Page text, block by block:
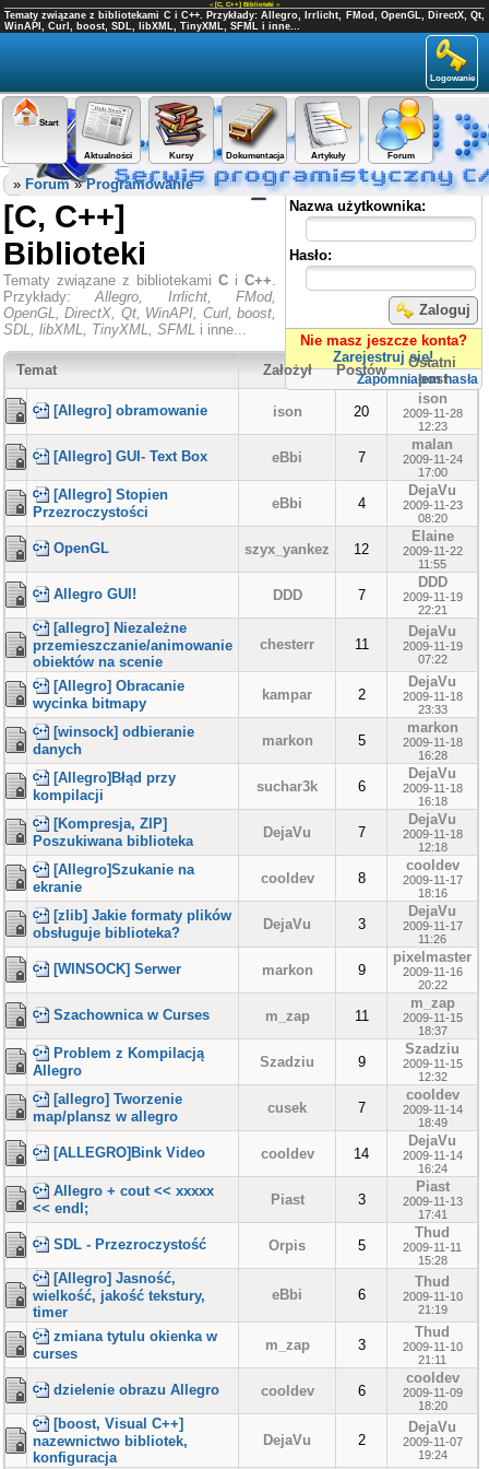
« [C, C++] Biblioteki »
Tematy związane z bibliotekami C i C++. Przykłady: Allegro, Irrlicht, FMod, OpenGL, DirectX, Qt,
WinAPI, Curl, boost, SDL, libXML, TinyXML, SFML i inne...
Logowanie
Start
Aktualności Kursy Dokumentacja Artykuły Forum
Panel użytkownika
Nazwa użytkownika:
Hasło:
Zaloguj
Nie masz jeszcze konta?
Zarejestruj się!
Zapomniałem hasła
» Forum»Programowanie
[C, C++]
Biblioteki
Tematy związane z bibliotekami C i C++.
Przykłady:Allegro, Irrlicht, FMod,
OpenGL, DirectX, Qt, WinAPI, Curl, boost,
SDL, libXML, TinyXML, SFML i inne...
Temat Założył Postów
Ostatni
post
[Allegro] obramowanie
ison 20
ison
2009-11-28
12:23
[Allegro] GUI- Text Box eBbi 7
malan
2009-11-24
17:00
[Allegro] Stopien
Przezroczystości
eBbi 4
DejaVu
2009-11-23
08:20
OpenGL szyx_yankez 12
Elaine
2009-11-22
11:55
Allegro GUI! DDD 7
DDD
2009-11-19
22:21
[allegro] Niezależne
przemieszczanie/animowanie
obiektów na scenie
chesterr 11
DejaVu
2009-11-19
07:22
[Allegro] Obracanie
wycinka bitmapy
kampar 2
DejaVu
2009-11-18
23:33
[winsock] odbieranie
danych
markon 5
markon
2009-11-18
16:28
[Allegro]Błąd przy
kompilacji
suchar3k 6
DejaVu
2009-11-18
16:18
[Kompresja, ZIP]
Poszukiwana biblioteka
DejaVu 7
DejaVu
2009-11-18
12:18
[Allegro]Szukanie na
ekranie
cooldev 8
cooldev
2009-11-17
18:16
[zlib] Jakie formaty plików
obsługuje biblioteka?
DejaVu 3
DejaVu
2009-11-17
11:26
[WINSOCK] Serwer markon 9
pixelmaster
2009-11-16
20:22
Szachownica w Curses m_zap 11
m_zap
2009-11-15
18:37
Problem z Kompilacją
Allegro
Szadziu 9
Szadziu
2009-11-15
12:32
[allegro] Tworzenie
map/plansz w allegro
cusek 7
cooldev
2009-11-14
18:49
[ALLEGRO]Bink Video cooldev 14
DejaVu
2009-11-14
16:24
Allegro + cout << xxxxx
<< endl;
Piast 3
Piast
2009-11-13
17:41
SDL - Przezroczystość Orpis 5
Thud
2009-11-11
15:28
[Allegro] Jasność,
wielkość, jakość tekstury,
timer
eBbi 6
Thud
2009-11-10
21:19
zmiana tytulu okienka w
curses
m_zap 3
Thud
2009-11-10
21:11
dzielenie obrazu Allegro cooldev 6
cooldev
2009-11-09
18:20
[boost, Visual C++]
nazewnictwo bibliotek,
konfiguracja
DejaVu 2
DejaVu
2009-11-07
19:24